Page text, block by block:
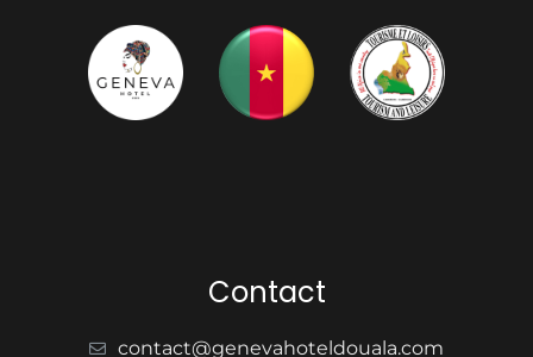
Contact
contact@genevahoteldouala.com